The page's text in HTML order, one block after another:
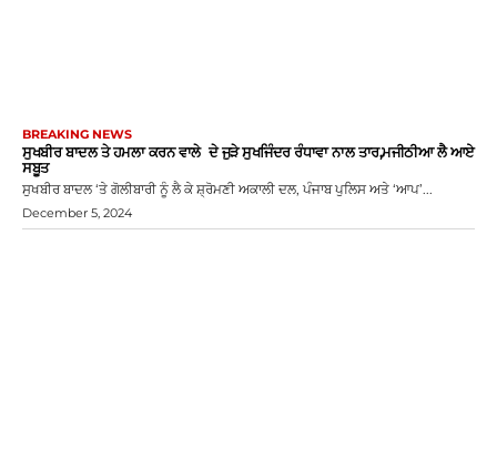
BREAKING NEWS
ਸੁਖਬੀਰ ਬਾਦਲ ਤੇ ਹਮਲਾ ਕਰਨ ਵਾਲੇ ਦੇ ਜੁੜੇ ਸੁਖਜਿੰਦਰ ਰੰਧਾਵਾ ਨਾਲ ਤਾਰ,ਮਜੀਠੀਆ ਲੈ ਆਏ
ਸਬੂਤ
ਸੁਖਬੀਰ ਬਾਦਲ ‘ਤੇ ਗੋਲੀਬਾਰੀ ਨੂੰ ਲੈ ਕੇ ਸ਼੍ਰੋਮਣੀ ਅਕਾਲੀ ਦਲ, ਪੰਜਾਬ ਪੁਲਿਸ ਅਤੇ ‘ਆਪ’...
December 5, 2024